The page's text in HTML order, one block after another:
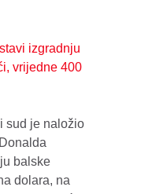
izgradnju
vrijedne 400
sud je naložio
balske
dolara, na